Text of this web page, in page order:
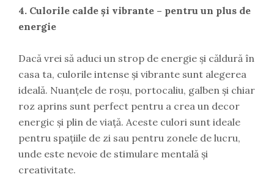
4. Culorile calde și vibrante – pentru un plus de
energie
Dacă vrei să aduci un strop de energie și căldură în
casa ta, culorile intense și vibrante sunt alegerea
ideală. Nuanțele de roșu, portocaliu, galben și chiar
roz aprins sunt perfect pentru a crea un decor
energic și plin de viață. Aceste culori sunt ideale
pentru spațiile de zi sau pentru zonele de lucru,
unde este nevoie de stimulare mentală și
creativitate.